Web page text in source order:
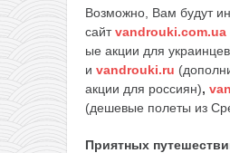
Возможно, Вам будут
сайтvandrouki.com.ua
ые акции для
и vandrouki.ru
акции для россиян),
(дешевые полеты из
Приятных